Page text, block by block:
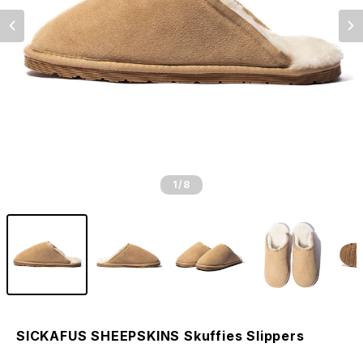
1 /8
SICKAFUS SHEEPSKINS Skuffies Slippers